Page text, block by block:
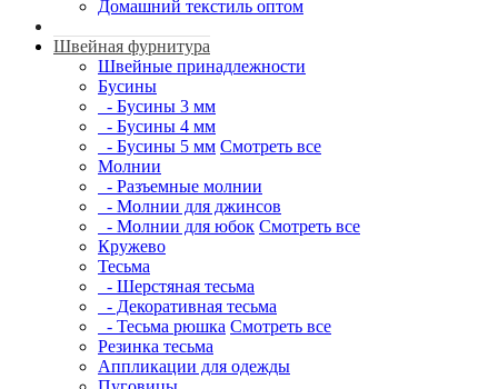
Домашний текстиль оптом
Швейная фурнитура
Швейные принадлежности
Бусины
- Бусины 3 мм
- Бусины 4 мм
- Бусины 5 мм Смотреть все
Молнии
- Разъемные молнии
- Молнии для джинсов
- Молнии для юбок Смотреть все
Кружево
Тесьма
- Шерстяная тесьма
- Декоративная тесьма
- Тесьма рюшка Смотреть все
Резинка тесьма
Аппликации для одежды